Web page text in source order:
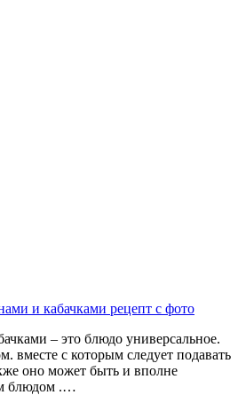
и кабачками рецепт с фото
– это блюдо универсальное.
вместе с которым следует подавать
оно может быть и вполне
блюдом .…